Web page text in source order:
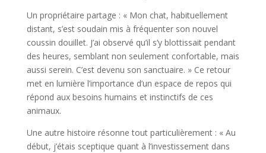
Un propriétaire partage : « Mon chat, habituellement
distant, s’est soudain mis à fréquenter son nouvel
coussin douillet. J’ai observé qu’il s’y blottissait pendant
des heures, semblant non seulement confortable, mais
aussi serein. C’est devenu son sanctuaire. » Ce retour
met en lumière l’importance d’un espace de repos qui
répond aux besoins humains et instinctifs de ces
animaux.
Une autre histoire résonne tout particulièrement : « Au
début, j’étais sceptique quant à l’investissement dans